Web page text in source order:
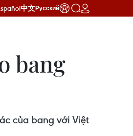
中文Русский
bang
của bang với Việt